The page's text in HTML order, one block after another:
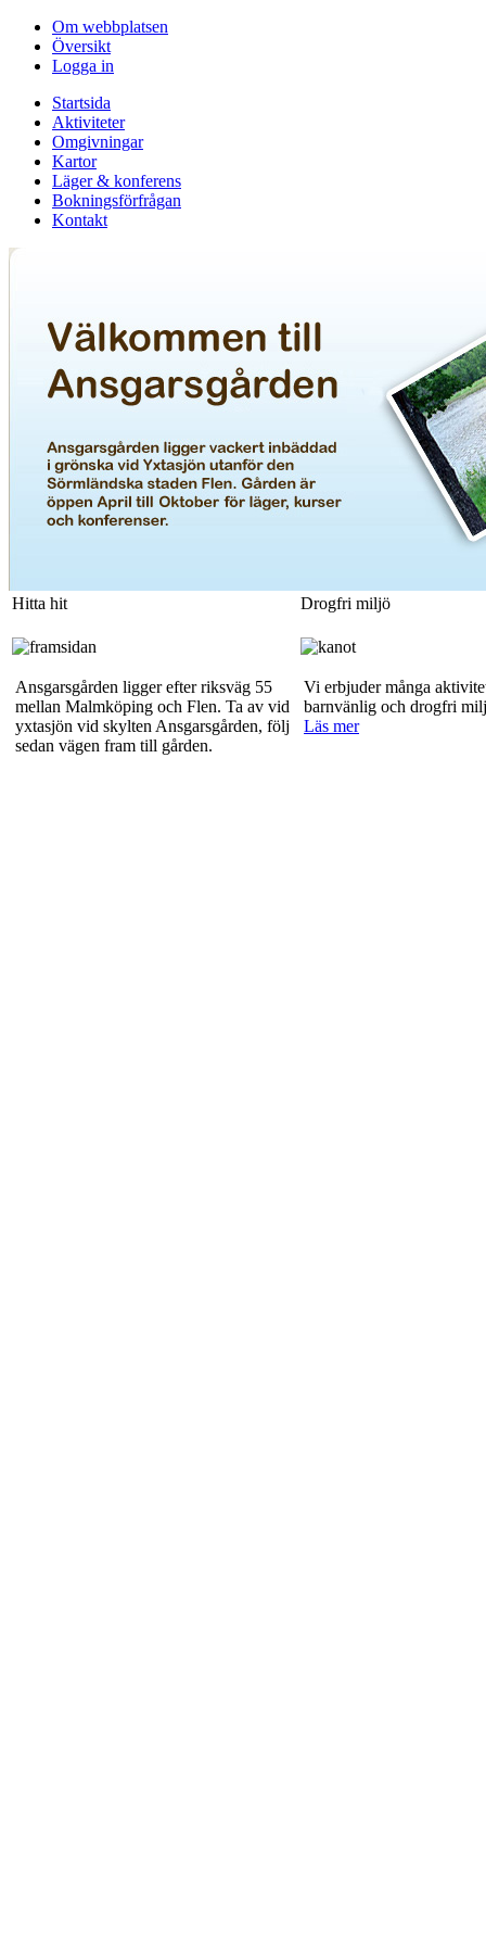
Om webbplatsen
Översikt
Logga in
Startsida
Aktiviteter
Omgivningar
Kartor
Läger & konferens
Bokningsförfrågan
Kontakt
Hitta hit
Ansgarsgården ligger efter riksväg 55
mellan Malmköping och Flen. Ta av vid
yxtasjön vid skylten Ansgarsgården, följ
sedan vägen fram till gården.
Drogfri miljö
Vi erbjuder många
barnvänlig och drogfri
Läs mer